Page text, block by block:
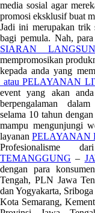
media sosial agar
promosi eksklusif buat
Jadi ini merupakan trik
bagi pemula. Nah,
SIARAN
mempromosikan
kepada anda yang
atau PELAYANAN
event yang akan
berpengalaman
selama 10 tahun
mampu mengunjungi
layanan PELAYANAN
Profesionalisme
TEMANGGUNG –
dengan para
Tengah, PLN Jawa
dan Yogyakarta,
Kota Semarang,